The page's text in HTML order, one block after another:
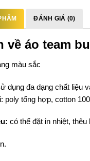
ĐÁNH GIÁ (0)
về áo team
màu sắc
dụng đa dạng chất liệu
poly tổng hợp, cotton
có thể đặt in nhiệt,